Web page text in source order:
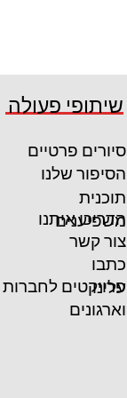
קרא עוד
שיתופי פעולה
תוכנית
משפיענים
הסיפור שלנו
סיורים פרטיים
הדריכו איתנו
פרויקטים לחברות
וארגונים
כתבו
עלינו
צור קשר